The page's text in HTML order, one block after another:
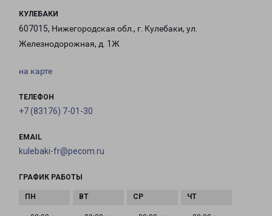
КУЛЕБАКИ
607015, Нижегородская обл., г. Кулебаки, ул.
Железнодорожная, д. 1Ж
на карте
ТЕЛЕФОН
+7 (83176) 7-01-30
EMAIL
kulebaki-fr@pecom.ru
ГРАФИК РАБОТЫ